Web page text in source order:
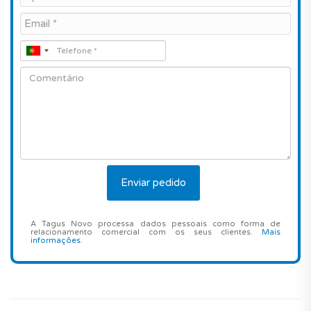
A Tagus Novo processa dados pessoais como forma de
relacionamento comercial com os seus clientes. Mais
informações